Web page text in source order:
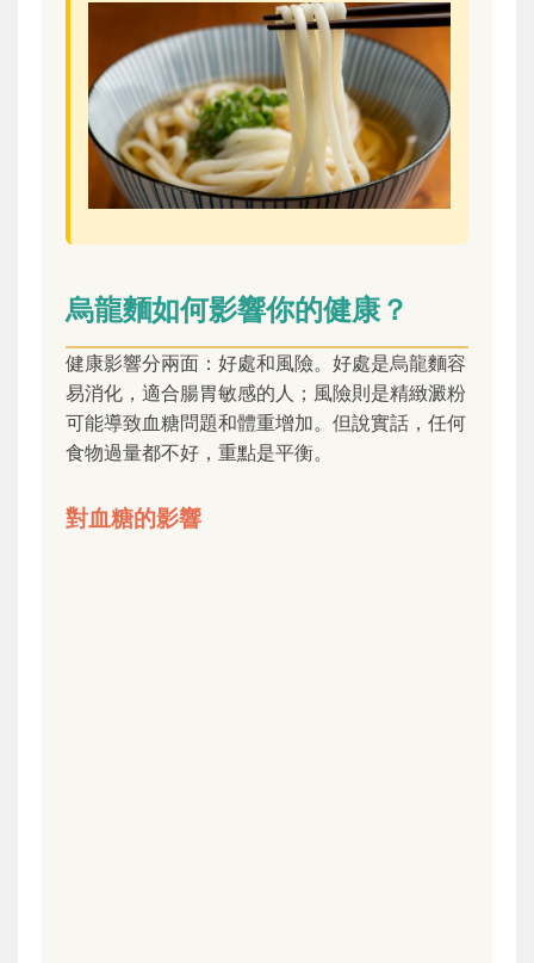
烏龍麵如何影響你的健康？
健康影響分兩面：好處和風險。好處是烏龍麵容
易消化，適合腸胃敏感的人；風險則是精緻澱粉
可能導致血糖問題和體重增加。但說實話，任何
食物過量都不好，重點是平衡。
對血糖的影響